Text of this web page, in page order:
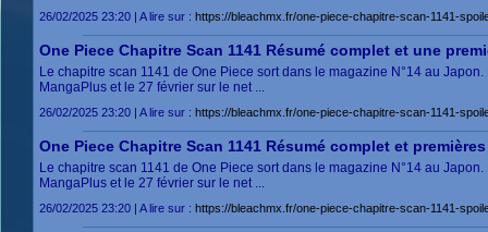
26/02/2025 23:20 | A lire sur : https://bleachmx.fr/one-piece-chapitre-scan-1141-
One Piece Chapitre Scan 1141 Résumé complet et une
Le chapitre scan 1141 de One Piece sort dans le magazine N°14 au
MangaPlus et le 27 février sur le net ...
26/02/2025 23:20 | A lire sur : https://bleachmx.fr/one-piece-chapitre-scan-1141-
One Piece Chapitre Scan 1141 Résumé complet et
Le chapitre scan 1141 de One Piece sort dans le magazine N°14 au
MangaPlus et le 27 février sur le net ...
26/02/2025 23:20 | A lire sur : https://bleachmx.fr/one-piece-chapitre-scan-1141-